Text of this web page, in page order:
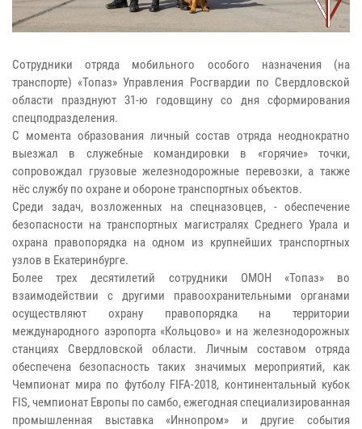
Сотрудники отряда мобильного особого назначения (на
транспорте) «Топаз» Управления Росгвардии по Свердловской
области празднуют 31-ю годовщину со дня сформирования
спецподразделения.
С момента образования личный состав отряда неоднократно
выезжал в служебные командировки в «горячие» точки,
сопровождал грузовые железнодорожные перевозки, а также
нёс службу по охране и обороне транспортных объектов.
Среди задач, возложенных на спецназовцев, - обеспечение
безопасности на транспортных магистралях Среднего Урала и
охрана правопорядка на одном из крупнейших транспортных
узлов в Екатеринбурге.
Более трех десятилетий сотрудники ОМОН «Топаз» во
взаимодействии с другими правоохранительными органами
осуществляют охрану правопорядка на территории
международного аэропорта «Кольцово» и на железнодорожных
станциях Свердловской области. Личным составом отряда
обеспечена безопасность таких значимых мероприятий, как
Чемпионат мира по футболу FIFA-2018, континентальный кубок
FIS, чемпионат Европы по самбо, ежегодная специализированная
промышленная выставка «Иннопром» и другие события